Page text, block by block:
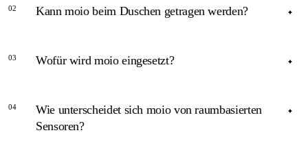
02 Kann moio beim Duschen getragen werden?
Laut Unternehmensangaben ist das Sensorpflaster so
03 Wofür wird moio eingesetzt?
Für Sturzerkennung, Lagetracking, Dekubitusprophylaxe
und Standortbestimmung – sowohl stationär als auch im
04
Wie unterscheidet sich moio von raumbasierten
Sensoren?